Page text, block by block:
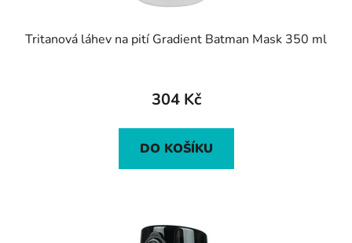
Tritanová láhev na pití Gradient Batman Mask 350 ml
304 Kč
DO KOŠÍKU